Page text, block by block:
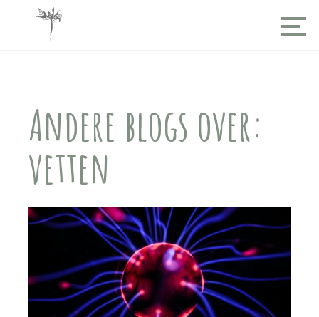
Andere blogs over:
vetten